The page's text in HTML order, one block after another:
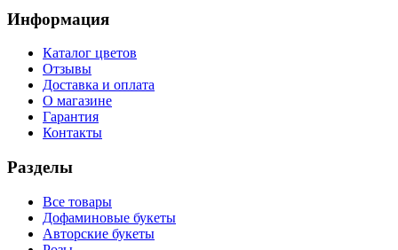
Информация
Каталог цветов
Отзывы
Доставка и оплата
О магазине
Гарантия
Контакты
Разделы
Все товары
Дофаминовые букеты
Авторские букеты